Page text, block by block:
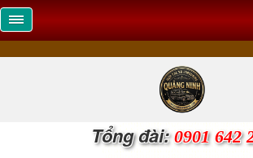
Tổng đài: 0901 642